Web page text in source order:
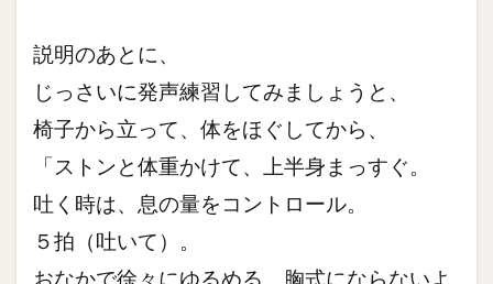
説明のあとに、
じっさいに発声練習してみましょうと、
椅子から立って、体をほぐしてから、
「ストンと体重かけて、上半身まっすぐ。
吐く時は、息の量をコントロール。
５拍（吐いて）。
おなかで徐々にゆるめる、胸式にならないよ